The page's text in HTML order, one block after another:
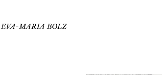
EVA-MARIA BOLZ